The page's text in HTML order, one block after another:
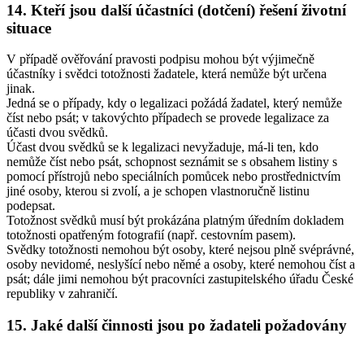
14. Kteří jsou další účastníci (dotčení) řešení životní
situace
V případě ověřování pravosti podpisu mohou být výjimečně
účastníky i svědci totožnosti žadatele, která nemůže být určena
jinak.
Jedná se o případy, kdy o legalizaci požádá žadatel, který nemůže
číst nebo psát; v takovýchto případech se provede legalizace za
účasti dvou svědků.
Účast dvou svědků se k legalizaci nevyžaduje, má-li ten, kdo
nemůže číst nebo psát, schopnost seznámit se s obsahem listiny s
pomocí přístrojů nebo speciálních pomůcek nebo prostřednictvím
jiné osoby, kterou si zvolí, a je schopen vlastnoručně listinu
podepsat.
Totožnost svědků musí být prokázána platným úředním dokladem
totožnosti opatřeným fotografií (např. cestovním pasem).
Svědky totožnosti nemohou být osoby, které nejsou plně svéprávné,
osoby nevidomé, neslyšící nebo němé a osoby, které nemohou číst a
psát; dále jimi nemohou být pracovníci zastupitelského úřadu České
republiky v zahraničí.
15. Jaké další činnosti jsou po žadateli požadovány